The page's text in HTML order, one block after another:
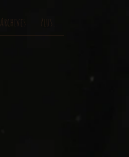
Archives Plus...